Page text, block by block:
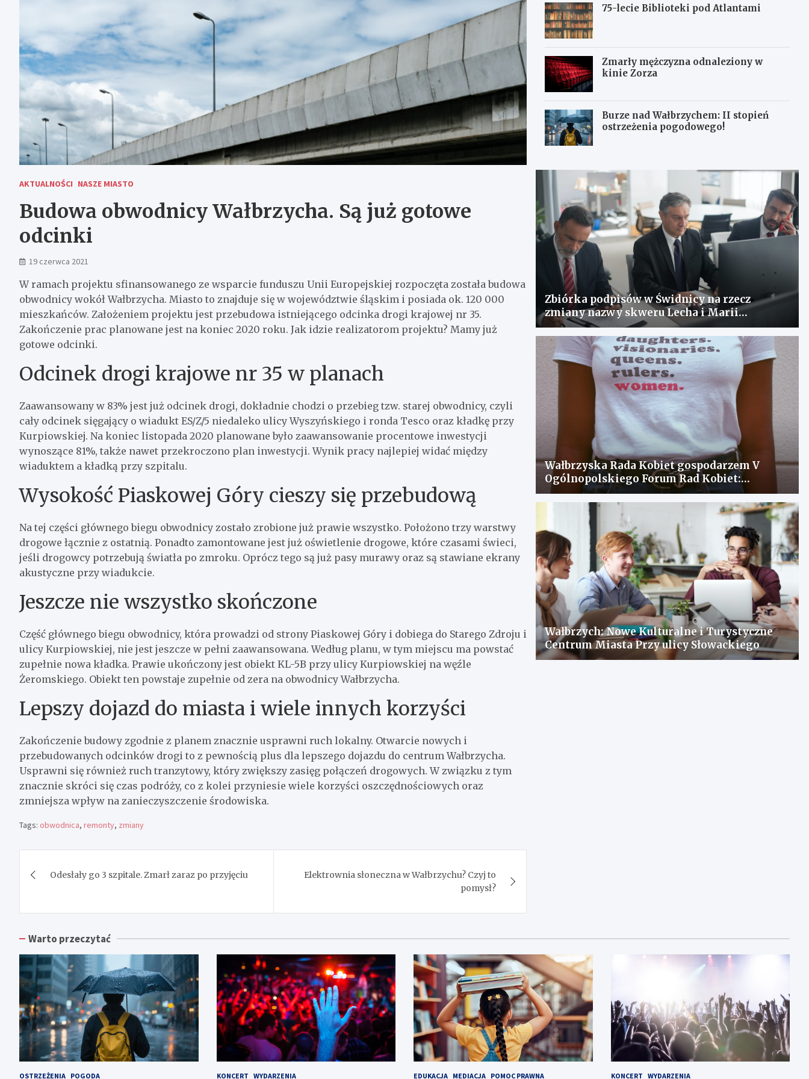
AKTUALNOŚCI NASZE MIASTO
Budowa obwodnicy Wałbrzycha. Są już gotowe
odcinki
19 czerwca 2021
W ramach projektu sfinansowanego ze wsparcie funduszu Unii Europejskiej rozpoczęta została budowa
obwodnicy wokół Wałbrzycha. Miasto to znajduje się w województwie śląskim i posiada ok. 120 000
mieszkańców. Założeniem projektu jest przebudowa istniejącego odcinka drogi krajowej nr 35.
Zakończenie prac planowane jest na koniec 2020 roku. Jak idzie realizatorom projektu? Mamy już
gotowe odcinki.
Odcinek drogi krajowe nr 35 w planach
Zaawansowany w 83% jest już odcinek drogi, dokładnie chodzi o przebieg tzw. starej obwodnicy, czyli
cały odcinek sięgający o wiadukt ES/Z/5 niedaleko ulicy Wyszyńskiego i ronda Tesco oraz kładkę przy
Kurpiowskiej. Na koniec listopada 2020 planowane było zaawansowanie procentowe inwestycji
wynoszące 81%, także nawet przekroczono plan inwestycji. Wynik pracy najlepiej widać między
wiaduktem a kładką przy szpitalu.
Wysokość Piaskowej Góry cieszy się przebudową
Na tej części głównego biegu obwodnicy zostało zrobione już prawie wszystko. Położono trzy warstwy
drogowe łącznie z ostatnią. Ponadto zamontowane jest już oświetlenie drogowe, które czasami świeci,
jeśli drogowcy potrzebują światła po zmroku. Oprócz tego są już pasy murawy oraz są stawiane ekrany
akustyczne przy wiadukcie.
Jeszcze nie wszystko skończone
Część głównego biegu obwodnicy, która prowadzi od strony Piaskowej Góry i dobiega do Starego Zdroju i
ulicy Kurpiowskiej, nie jest jeszcze w pełni zaawansowana. Według planu, w tym miejscu ma powstać
zupełnie nowa kładka. Prawie ukończony jest obiekt KL-5B przy ulicy Kurpiowskiej na węźle
Żeromskiego. Obiekt ten powstaje zupełnie od zera na obwodnicy Wałbrzycha.
Lepszy dojazd do miasta i wiele innych korzyści
Zakończenie budowy zgodnie z planem znacznie usprawni ruch lokalny. Otwarcie nowych i
przebudowanych odcinków drogi to z pewnością plus dla lepszego dojazdu do centrum Wałbrzycha.
Usprawni się również ruch tranzytowy, który zwiększy zasięg połączeń drogowych. W związku z tym
znacznie skróci się czas podróży, co z kolei przyniesie wiele korzyści oszczędnościowych oraz
zmniejsza wpływ na zanieczyszczenie środowiska.
Tags: obwodnica, remonty, zmiany
wpisu
Odesłały go 3 szpitale. Zmarł zaraz po przyjęciu
Elektrownia słoneczna w Wałbrzychu? Czyj to
pomysł?
75-lecie Biblioteki pod Atlantami
Zmarły mężczyzna odnaleziony w
kinie Zorza
Burze nad Wałbrzychem: II stopień
ostrzeżenia pogodowego!
Zbiórka podpisów w Świdnicy na rzecz
zmiany nazwy skweru Lecha i Marii
Kaczyńskich
Wałbrzyska Rada Kobiet gospodarzem V
Ogólnopolskiego Forum Rad Kobiet:
spotkanie dla wymiany doświadczeń i
rozwiązania problemów
Wałbrzych: Nowe Kulturalne i Turystyczne
Centrum Miasta Przy ulicy Słowackiego
Warto przeczytać
OSTRZEŻENIA POGODA KONCERT WYDARZENIA EDUKACJA MEDIACJA POMOC PRAWNA KONCERT WYDARZENIA